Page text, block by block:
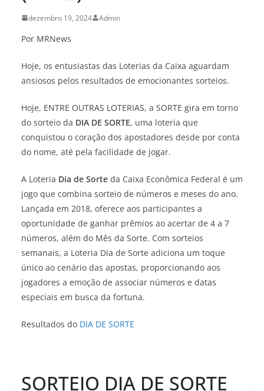
dezembro 19, 2024 Admin
Por MRNews
Hoje, os entusiastas das Loterias da Caixa aguardam
ansiosos pelos resultados de emocionantes sorteios.
Hoje, ENTRE OUTRAS LOTERIAS, a SORTE gira em torno
do sorteio da DIA DE SORTE, uma loteria que
conquistou o coração dos apostadores desde por conta
do nome, até pela facilidade de jogar.
A Loteria Dia de Sorte da Caixa Econômica Federal é um
jogo que combina sorteio de números e meses do ano.
Lançada em 2018, oferece aos participantes a
oportunidade de ganhar prêmios ao acertar de 4 a 7
números, além do Mês da Sorte. Com sorteios
semanais, a Loteria Dia de Sorte adiciona um toque
único ao cenário das apostas, proporcionando aos
jogadores a emoção de associar números e datas
especiais em busca da fortuna.
Resultados do DIA DE SORTE
SORTEIO DIA DE SORTE